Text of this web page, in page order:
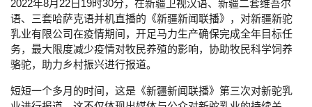
2022年8月 22日 19时30分，在新疆卫视汉语、新疆二套维吾尔
语、三套哈萨克语并机直播的《新疆新闻联播》，对新疆新驼
乳业有限公司在疫情期间，开足马力生产确保完成全年目标任
务，最大限度减少疫情对牧民养殖的影响，协助牧民科学饲养
骆驼，助力乡村振兴进行报道。
短短一个多月的时间，这是《新疆新闻联播》第三次对新驼乳